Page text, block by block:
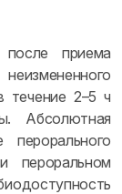
после приема
течение 2–5 ч
Абсолютная
перорального
пероральном